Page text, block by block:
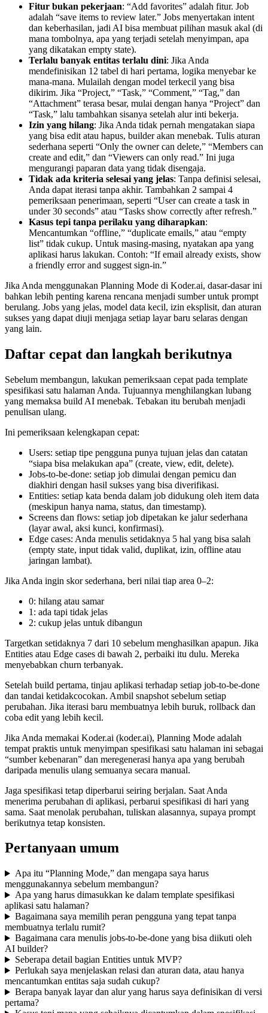
Fitur bukan pekerjaan: “Add favorites” adalah fitur. Job
adalah “save items to review later.” Jobs menyertakan intent
dan keberhasilan, jadi AI bisa membuat pilihan masuk akal (di
mana tombolnya, apa yang terjadi setelah menyimpan, apa
yang dikatakan empty state).
Terlalu banyak entitas terlalu dini: Jika Anda
mendefinisikan 12 tabel di hari pertama, logika menyebar ke
mana-mana. Mulailah dengan model terkecil yang bisa
dikirim. Jika “Project,” “Task,” “Comment,” “Tag,” dan
“Attachment” terasa besar, mulai dengan hanya “Project” dan
“Task,” lalu tambahkan sisanya setelah alur inti bekerja.
Izin yang hilang: Jika Anda tidak pernah mengatakan siapa
yang bisa edit atau hapus, builder akan menebak. Tulis aturan
sederhana seperti “Only the owner can delete,” “Members can
create and edit,” dan “Viewers can only read.” Ini juga
mengurangi paparan data yang tidak disengaja.
Tidak ada kriteria selesai yang jelas: Tanpa definisi selesai,
Anda dapat iterasi tanpa akhir. Tambahkan 2 sampai 4
pemeriksaan penerimaan, seperti “User can create a task in
under 30 seconds” atau “Tasks show correctly after refresh.”
Kasus tepi tanpa perilaku yang diharapkan:
Mencantumkan “offline,” “duplicate emails,” atau “empty
list” tidak cukup. Untuk masing-masing, nyatakan apa yang
aplikasi harus lakukan. Contoh: “If email already exists, show
a friendly error and suggest sign-in.”
Jika Anda menggunakan Planning Mode di Koder.ai, dasar-dasar ini
bahkan lebih penting karena rencana menjadi sumber untuk prompt
berulang. Jobs yang jelas, model data kecil, izin eksplisit, dan aturan
sukses yang dapat diuji menjaga setiap layar baru selaras dengan
yang lain.
Daftar cepat dan langkah berikutnya
Sebelum membangun, lakukan pemeriksaan cepat pada template
spesifikasi satu halaman Anda. Tujuannya menghilangkan lubang
yang memaksa build AI menebak. Tebakan itu berubah menjadi
penulisan ulang.
Ini pemeriksaan kelengkapan cepat:
Users: setiap tipe pengguna punya tujuan jelas dan catatan
“siapa bisa melakukan apa” (create, view, edit, delete).
Jobs-to-be-done: setiap job dimulai dengan pemicu dan
diakhiri dengan hasil sukses yang bisa diverifikasi.
Entities: setiap kata benda dalam job didukung oleh item data
(meskipun hanya nama, status, dan timestamp).
Screens dan flows: setiap job dipetakan ke jalur sederhana
(layar awal, aksi kunci, konfirmasi).
Edge cases: Anda menulis setidaknya 5 hal yang bisa salah
(empty state, input tidak valid, duplikat, izin, offline atau
jaringan lambat).
Jika Anda ingin skor sederhana, beri nilai tiap area 0–2:
0: hilang atau samar
1: ada tapi tidak jelas
2: cukup jelas untuk dibangun
Targetkan setidaknya 7 dari 10 sebelum menghasilkan apapun. Jika
Entities atau Edge cases di bawah 2, perbaiki itu dulu. Mereka
menyebabkan churn terbanyak.
Setelah build pertama, tinjau aplikasi terhadap setiap job-to-be-done
dan tandai ketidakcocokan. Ambil snapshot sebelum setiap
perubahan. Jika iterasi baru membuatnya lebih buruk, rollback dan
coba edit yang lebih kecil.
Jika Anda memakai Koder.ai (koder.ai), Planning Mode adalah
tempat praktis untuk menyimpan spesifikasi satu halaman ini sebagai
“sumber kebenaran” dan meregenerasi hanya apa yang berubah
daripada menulis ulang semuanya secara manual.
Jaga spesifikasi tetap diperbarui seiring berjalan. Saat Anda
menerima perubahan di aplikasi, perbarui spesifikasi di hari yang
sama. Saat menolak perubahan, tuliskan alasannya, supaya prompt
berikutnya tetap konsisten.
Pertanyaan umum
Apa itu “Planning Mode,” dan mengapa saya harus
menggunakannya sebelum membangun?
Apa yang harus dimasukkan ke dalam template spesifikasi
aplikasi satu halaman?
Bagaimana saya memilih peran pengguna yang tepat tanpa
membuatnya terlalu rumit?
Bagaimana cara menulis jobs-to-be-done yang bisa diikuti oleh
AI builder?
Seberapa detail bagian Entities untuk MVP?
Perlukah saya menjelaskan relasi dan aturan data, atau hanya
mencantumkan entitas saja sudah cukup?
Berapa banyak layar dan alur yang harus saya definisikan di versi
pertama?